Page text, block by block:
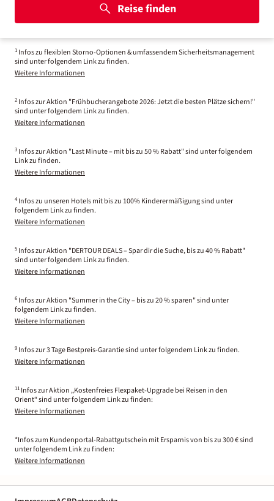
Reise finden
1 Infos zu flexiblen Storno-Optionen & umfassendem Sicherheitsmanagement
sind unter folgendem Link zu finden.
Weitere Informationen
2 Infos zur Aktion "Frühbucherangebote 2026: Jetzt die besten Plätze sichern!"
sind unter folgendem Link zu finden.
Weitere Informationen
3 Infos zur Aktion "Last Minute – mit bis zu 50 % Rabatt" sind unter folgendem
Link zu finden.
Weitere Informationen
4 Infos zu unseren Hotels mit bis zu 100% Kinderermäßigung sind unter
folgendem Link zu finden.
Weitere Informationen
5 Infos zur Aktion "DERTOUR DEALS – Spar dir die Suche, bis zu 40 % Rabatt"
sind unter folgendem Link zu finden.
Weitere Informationen
6 Infos zur Aktion "Summer in the City – bis zu 20 % sparen" sind unter
folgendem Link zu finden.
Weitere Informationen
9 Infos zur 3 Tage Bestpreis-Garantie sind unter folgendem Link zu finden.
Weitere Informationen
11 Infos zur Aktion „Kostenfreies Flexpaket-Upgrade bei Reisen in den
Orient“ sind unter folgendem Link zu finden:
Weitere Informationen
*Infos zum Kundenportal-Rabattgutschein mit Ersparnis von bis zu 300 € sind
unter folgendem Link zu finden:
Weitere Informationen